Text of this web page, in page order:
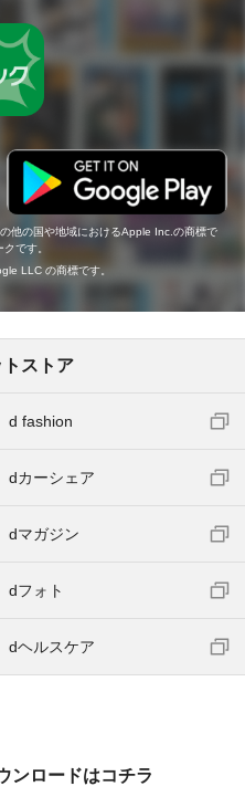
他の国や地域におけるApple Inc.の商標で
です。
LLC の商標です。
ストア
d fashion
dカーシェア
dマガジン
dフォト
dヘルスケア
ンロードはコチラ